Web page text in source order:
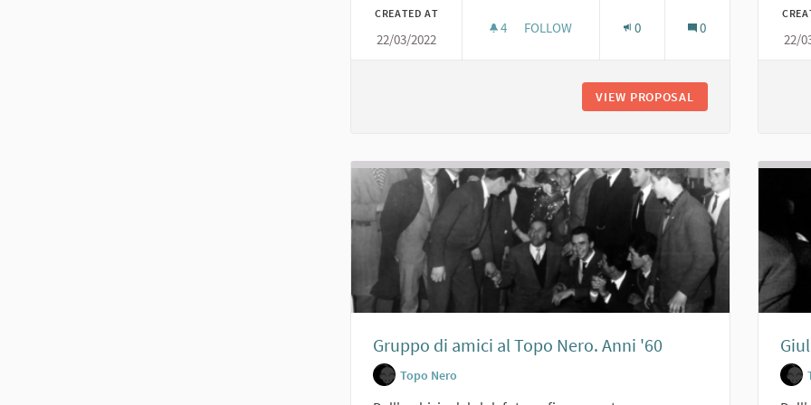
CREATED AT
22/03/2022
4 4 FOLLOWERS
FOLLOW
GRUPPO MASCHERATO AL TOPO NERO. ANNI '50
0 0
VIEW PROPOSAL
22/
Gruppo di amici al Topo Nero. Anni '60
Topo Nero